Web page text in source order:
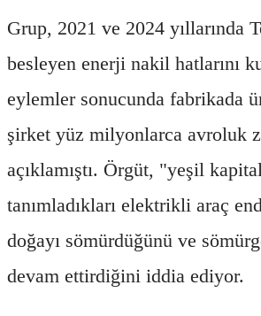
Grup, 2021 ve 2024 yıllarında
besleyen enerji nakil hatlarını
eylemler sonucunda fabrikada
şirket yüz milyonlarca avroluk
açıklamıştı. Örgüt, "yeşil
tanımladıkları elektrikli araç
doğayı sömürdüğünü ve
devam ettirdiğini iddia ediyor.